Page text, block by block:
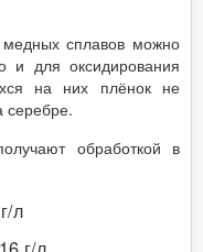
сплавов можно
и для оксидирования
на них плёнок не
серебре.
обработкой в
л